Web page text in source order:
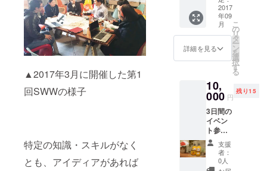
▲2017年3月に開催した第1
回SWWの様子
特定の知識・スキルがなく
とも、アイディアがあれば
～13：
30。 レ
ポー
ト、オ
リジナ
お礼
メッ
セージ
もお届
け。
2000円
相当商
品（郵
送料含
む）、
レポー
ト、オ
ルス
テッ
カー、
お礼
メッ
セージ
をお届
ん一筋
2017
年09
月
詳細を見る
こ
の
リ
タ
ー
ン
を
選
択
す
る
10,
000 円
残り15
3日間の
イベン
ト参加
チケッ
ト、
コーチ
の秋竹
支援
者：
0人